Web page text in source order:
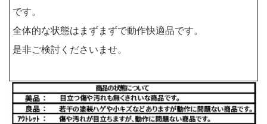
です。
全体的な状態はまずまずで動作快適品です。
是非ご検討くださいませ。